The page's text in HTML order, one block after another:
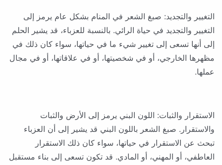
التغيير والتجديد: صبغ الشعر في المنام بشكل عام يرمز إلى
التغيير والتجديد في حياة الرائي. بالنسبة للعزباء، قد يشير الحلم
إلى أنها تسعى إلى تغيير شيء ما في حياتها، سواء كان ذلك في
مظهرها الخارجي، أو في شخصيتها، أو في علاقاتها، أو في مجال
عملها.
الاستقرار والثبات: اللون البني يرمز إلى الأرض والثبات
والاستقرار. صبغ الشعر باللون البني قد يشير إلى أن العزباء
تبحث عن الاستقرار في حياتها، سواء كان ذلك الاستقرار
العاطفي، أو المهني، أو المادي. قد تكون تسعى إلى بناء مستقبل